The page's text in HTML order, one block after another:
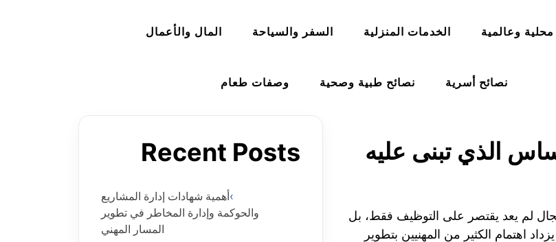
محلية وعالمية الخدمات المنزلية السفر والسياحة المال والأعمال
نصائح أسرية نصائح طبية وصحية وصفات طعام
الذي تبنى عليه
لم يعد يقتصر على التوظيف فقط، بل
اهتمام الكثير من المهنيين بتطوير
Recent Posts
أهمية شهادات إدارة المشاريع
والحوكمة وإدارة المخاطر في تطوير
المسار المهني